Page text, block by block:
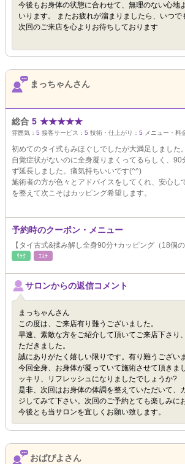
今後もお身体の状態に合わせて、無理のない心地
いります。 またお疲れが溜まりましたら、いつで
次回のご来店を心よりお待ちしております
まっちゃんさん
総合 5 ★★★★★
雰囲気： 5 接客サービス： 5 技術・仕上がり： 5 メニュー・料
初めてのタイ式もみほぐしでしたが大満足しました。
自覚症状がないのに全身凝りまくってるらしく、90
ず延長しました。痛気持ちいいです(^^)
施術者の方が色々とアドバイスをしてくれ、安心し
を整えて次こそはカッピング希望します。
予約時のクーポン・メニュー
【タイ古式&揉み解し全身90分+カッピング（18個
ﾘﾗｸ ｴｽﾃ
サロンからの返信コメント
まっちゃんさん
この度は、ご来店有り難うございました。
早速、素敵な方をご紹介して頂いてご来店下さり
ただきました。
誠にありがたく嬉しい限りです。有り難うござい
今回全身、お身体が凝っていて施術させて頂きま
ッキリ、リフレッシュになりましたでしょうか?
是非、次回はお身体の体調を整えていただいて、
ジしてみて下さい。次回のご予約とても楽しみに
今後とも当サロンを宜しくお願い致します。
おばぴよさん